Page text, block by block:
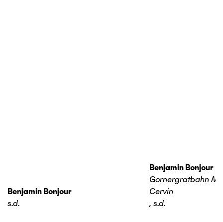
Benjamin Bonjour
s.d.
Benjamin Bonjour
Gornergratbahn
Cervin
, s.d.